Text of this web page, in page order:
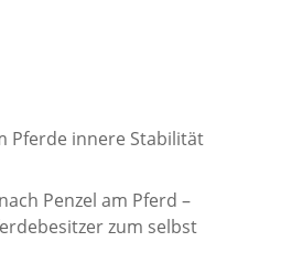
Pferde innere Stabilität
Penzel am Pferd –
zum selbst